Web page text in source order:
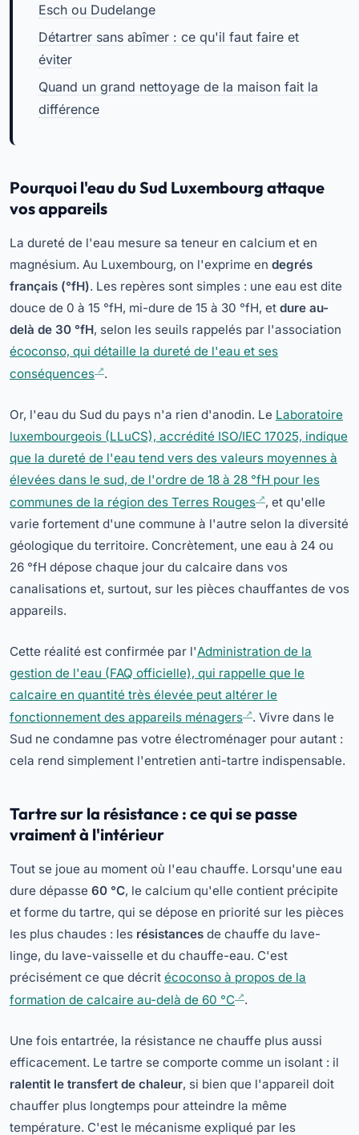
Esch ou Dudelange
Détartrer sans abîmer : ce qu'il faut faire et
éviter
Quand un grand nettoyage de la maison fait la
différence
Pourquoi l'eau du Sud Luxembourg attaque
vos appareils
La dureté de l'eau mesure sa teneur en calcium et en
magnésium. Au Luxembourg, on l'exprime en degrés
français (°fH). Les repères sont simples : une eau est dite
douce de 0 à 15 °fH, mi-dure de 15 à 30 °fH, et dure au-
delà de 30 °fH, selon les seuils rappelés par l'association
écoconso, qui détaille la dureté de l'eau et ses
conséquences
.
Or, l'eau du Sud du pays n'a rien d'anodin. Le Laboratoire
luxembourgeois (LLuCS), accrédité ISO/IEC 17025, indique
que la dureté de l'eau tend vers des valeurs moyennes à
élevées dans le sud, de l'ordre de 18 à 28 °fH pour les
communes de la région des Terres Rouges
, et qu'elle
varie fortement d'une commune à l'autre selon la diversité
géologique du territoire. Concrètement, une eau à 24 ou
26 °fH dépose chaque jour du calcaire dans vos
canalisations et, surtout, sur les pièces chauffantes de vos
appareils.
Cette réalité est confirmée par l'Administration de la
gestion de l'eau (FAQ officielle), qui rappelle que le
calcaire en quantité très élevée peut altérer le
fonctionnement des appareils ménagers
. Vivre dans le
Sud ne condamne pas votre électroménager pour autant :
cela rend simplement l'entretien anti-tartre indispensable.
Tartre sur la résistance : ce qui se passe
vraiment à l'intérieur
Tout se joue au moment où l'eau chauffe. Lorsqu'une eau
dure dépasse 60 °C, le calcium qu'elle contient précipite
et forme du tartre, qui se dépose en priorité sur les pièces
les plus chaudes : les résistances de chauffe du lave-
linge, du lave-vaisselle et du chauffe-eau. C'est
précisément ce que décrit écoconso à propos de la
formation de calcaire au-delà de 60 °C
.
Une fois entartrée, la résistance ne chauffe plus aussi
efficacement. Le tartre se comporte comme un isolant : il
ralentit le transfert de chaleur, si bien que l'appareil doit
chauffer plus longtemps pour atteindre la même
température. C'est le mécanisme expliqué par les